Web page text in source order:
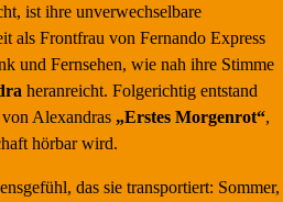
ist ihre unverwechselbare
als Frontfrau von Fernando Express
und Fernsehen, wie nah ihre Stimme
heranreicht. Folgerichtig entstand
Alexandras „Erstes Morgenrot“,
hörbar wird.
das sie transportiert: Sommer,